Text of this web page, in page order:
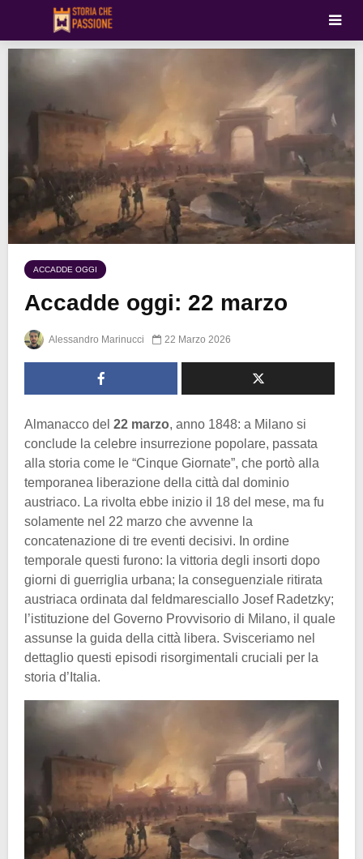
ACCADDE OGGI
Accadde oggi: 22 marzo
Alessandro Marinucci 22 Marzo 2026
Almanacco del 22 marzo, anno 1848: a Milano si
conclude la celebre insurrezione popolare, passata
alla storia come le “Cinque Giornate”, che portò alla
temporanea liberazione della città dal dominio
austriaco. La rivolta ebbe inizio il 18 del mese, ma fu
solamente nel 22 marzo che avvenne la
concatenazione di tre eventi decisivi. In ordine
temporale questi furono: la vittoria degli insorti dopo
giorni di guerriglia urbana; la conseguenziale ritirata
austriaca ordinata dal feldmaresciallo Josef Radetzky;
l’istituzione del Governo Provvisorio di Milano, il quale
assunse la guida della città libera. Svisceriamo nel
dettaglio questi episodi risorgimentali cruciali per la
storia d’Italia.